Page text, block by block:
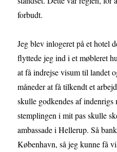
forbudt.
Jeg blev inlogeret på et hotel
flyttede jeg ind i et møbleret
at få indrejse visum til landet
måneder at få tilkendt et
skulle godkendes af
stemplingen i mit pas skulle
ambassade i Hellerup. Så
København, så jeg kunne få